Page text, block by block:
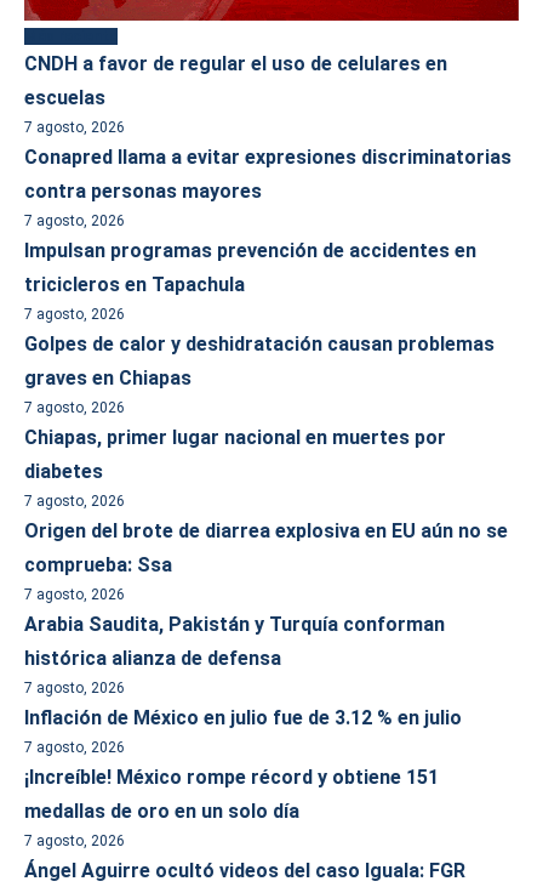
CNDH a favor de regular el uso de celulares en
escuelas
7 agosto, 2026
Conapred llama a evitar expresiones discriminatorias
contra personas mayores
7 agosto, 2026
Impulsan programas prevención de accidentes en
tricicleros en Tapachula
7 agosto, 2026
Golpes de calor y deshidratación causan problemas
graves en Chiapas
7 agosto, 2026
Chiapas, primer lugar nacional en muertes por
diabetes
7 agosto, 2026
Origen del brote de diarrea explosiva en EU aún no se
comprueba: Ssa
7 agosto, 2026
Arabia Saudita, Pakistán y Turquía conforman
histórica alianza de defensa
7 agosto, 2026
Inflación de México en julio fue de 3.12 % en julio
7 agosto, 2026
¡Increíble! México rompe récord y obtiene 151
medallas de oro en un solo día
7 agosto, 2026
Ángel Aguirre ocultó videos del caso Iguala: FGR